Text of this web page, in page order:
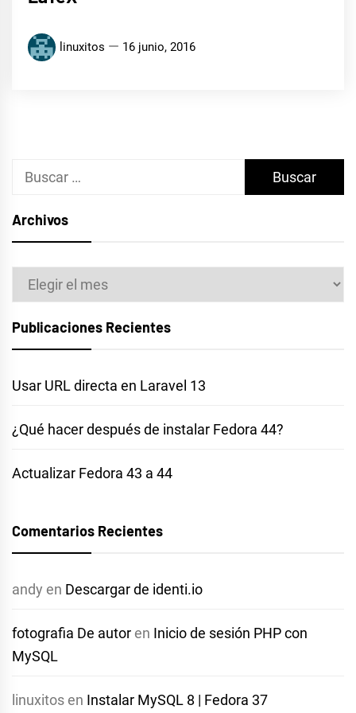
linuxitos 16 junio, 2016
Buscar:
Archivos
Archivos
Publicaciones Recientes
Usar URL directa en Laravel 13
¿Qué hacer después de instalar Fedora 44?
Actualizar Fedora 43 a 44
Comentarios Recientes
andy en Descargar de identi.io
fotografia De autor en Inicio de sesión PHP con
MySQL
linuxitos en Instalar MySQL 8 | Fedora 37